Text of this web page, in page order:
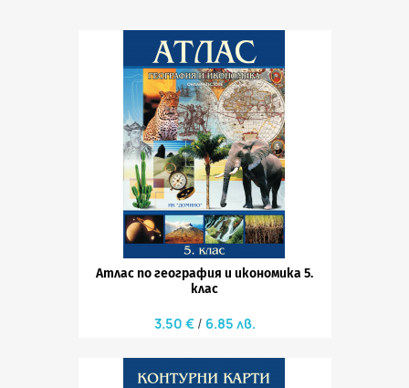
Атлас по география и икономика 5.
клас
3.50 € 6.85 лв.